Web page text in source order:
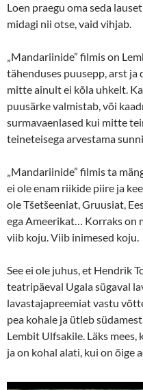
Loen praegu oma seda
midagi nii otse, vaid vihjab.
„Mandariinide” filmis on
tähenduses puusepp, arst ja
mitte ainult ei kõla uhkelt.
puusärke valmistab, või
surmavaenlased kui mitte
teineteisega arvestama
„Mandariinide” filmis ta
ei ole enam riikide piire ja
ole Tšetšeeniat, Gruusiat,
ega Ameerikat… Korraks on
viib koju. Viib inimesed koju.
See ei ole juhus, et Hendrik
teatripäeval Ugala sügaval
lavastajapreemiat vastu
pea kohale ja ütleb
Lembit Ulfsakile. Läks mees,
ja on kohal alati, kui on õige